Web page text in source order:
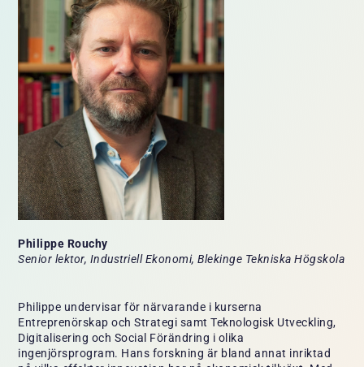
Philippe Rouchy
Senior lektor, Industriell Ekonomi, Blekinge Tekniska Högskola
Philippe undervisar för närvarande i kurserna
Entreprenörskap och Strategi samt Teknologisk Utveckling,
Digitalisering och Social Förändring i olika
ingenjörsprogram. Hans forskning är bland annat inriktad